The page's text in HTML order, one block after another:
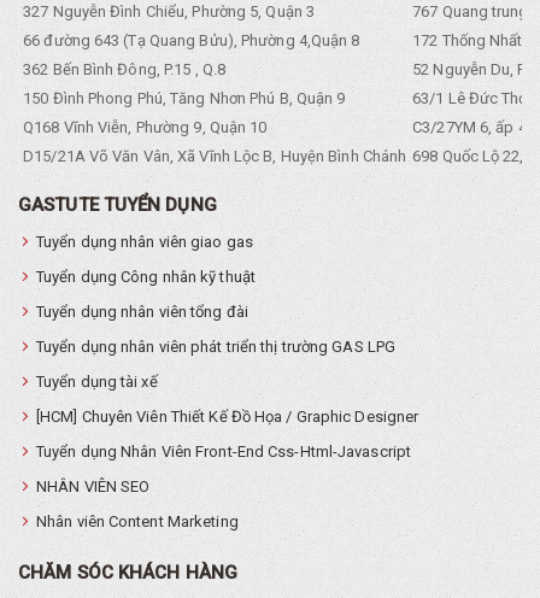
327 Nguyễn Đình Chiểu, Phường 5, Quận 3
767 Quang trung,
66 đường 643 (Tạ Quang Bửu), Phường 4,Quận 8
172 Thống Nhất.
362 Bến Bình Đông, P.15 , Q.8
52 Nguyễn Du,
150 Đình Phong Phú, Tăng Nhơn Phú B, Quận 9
63/1 Lê Đức Thọ,
Q168 Vĩnh Viễn, Phường 9, Quận 10
C3/27YM 6, ấp 4,
D15/21A Võ Văn Vân, Xã Vĩnh Lộc B, Huyện Bình Chánh 698 Quốc Lộ 22,
GASTUTE TUYỂN DỤNG
Tuyển dụng nhân viên giao gas
Tuyển dụng Công nhân kỹ thuật
Tuyển dụng nhân viên tổng đài
Tuyển dụng nhân viên phát triển thị trường GAS LPG
Tuyển dụng tài xế
[HCM] Chuyên Viên Thiết Kế Đồ Họa / Graphic Designer
Tuyển dụng Nhân Viên Front-End Css-Html-Javascript
NHÂN VIÊN SEO
Nhân viên Content Marketing
CHĂM SÓC KHÁCH HÀNG